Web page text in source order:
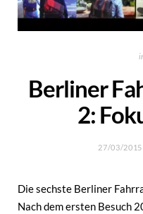
Berliner
2:
27/03/2015
Die sechste Berliner
Nach dem ersten Besuch